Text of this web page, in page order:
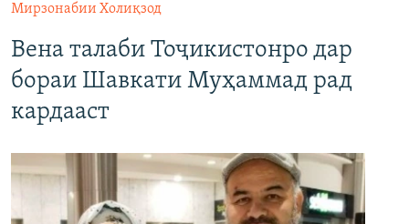
Мирзонабии Холиқзод
Вена талаби Тоҷикистонро дар
бораи Шавкати Муҳаммад рад
кардааст